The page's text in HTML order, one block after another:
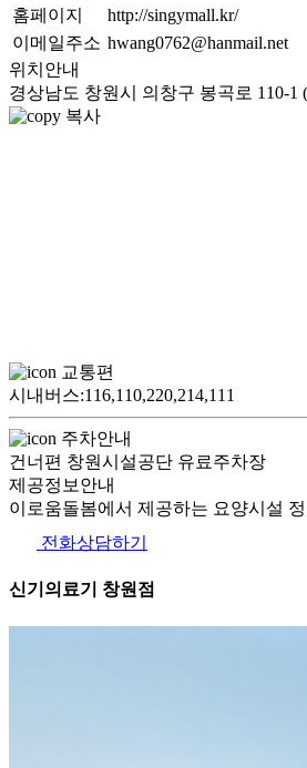
홈페이지
http://singymall.kr/
이메일주소 hwang0762@hanmail.net
위치안내
경상남도 창원시 의창구 봉곡로 110-1
복사
교통편
시내버스:116,110,220,214,111
주차안내
건너편 창원시설공단 유료주차장
제공정보안내
이로움돌봄에서 제공하는 요양시설
전화상담하기
신기의료기 창원점